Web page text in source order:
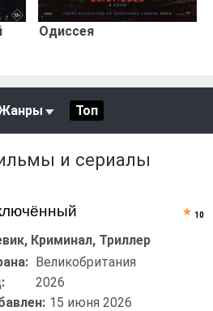
Одиссея
Топ
и сериалы
Криминал, Триллер
Великобритания
2026
15 июня 2026
10